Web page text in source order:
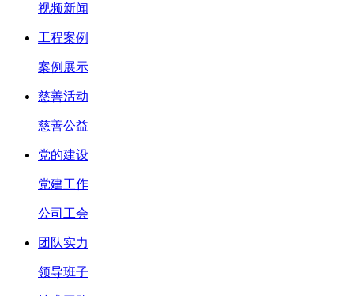
视频新闻
工程案例
案例展示
慈善活动
慈善公益
党的建设
党建工作
公司工会
团队实力
领导班子